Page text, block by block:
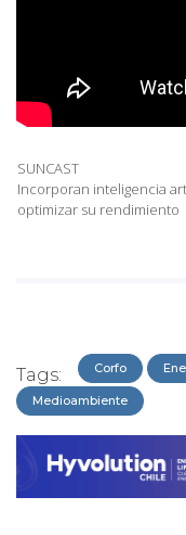
SUNCAST
Incorporan inteligencia
optimizar su rendimiento
Tags: Corfo
Medioambiente